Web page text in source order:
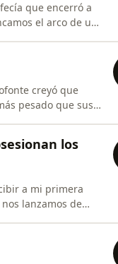
que encerró a
el arco de uno
creyó que
pesado que sus
los
a mi primera